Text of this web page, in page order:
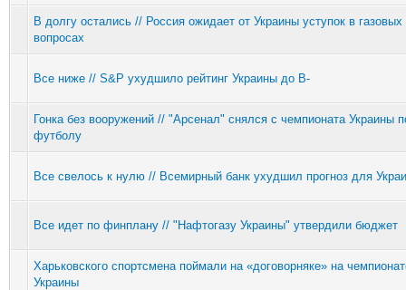
В долгу остались // Россия ожидает от Украины уступок в газовых
вопросах
Все ниже // S&P ухудшило рейтинг Украины до В-
Гонка без вооружений // "Арсенал" снялся с чемпионата Украины
футболу
Все свелось к нулю // Всемирный банк ухудшил прогноз для
Все идет по финплану // "Нафтогазу Украины" утвердили бюджет
Харьковского спортсмена поймали на «договорняке» на
Украины